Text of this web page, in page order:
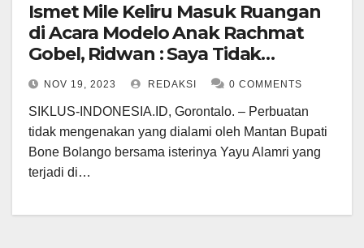
Ismet Mile Keliru Masuk Ruangan
di Acara Modelo Anak Rachmat
Gobel, Ridwan : Saya Tidak
Mengusir
NOV 19, 2023 REDAKSI 0 COMMENTS
SIKLUS-INDONESIA.ID, Gorontalo. – Perbuatan
tidak mengenakan yang dialami oleh Mantan Bupati
Bone Bolango bersama isterinya Yayu Alamri yang
terjadi di…